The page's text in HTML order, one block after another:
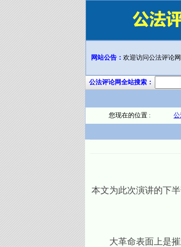
网站公告： 欢迎访问公法评论
公法评论网全站搜索：
您现在的位置 :
本文为此次演讲的下半
大革命表面上是摧